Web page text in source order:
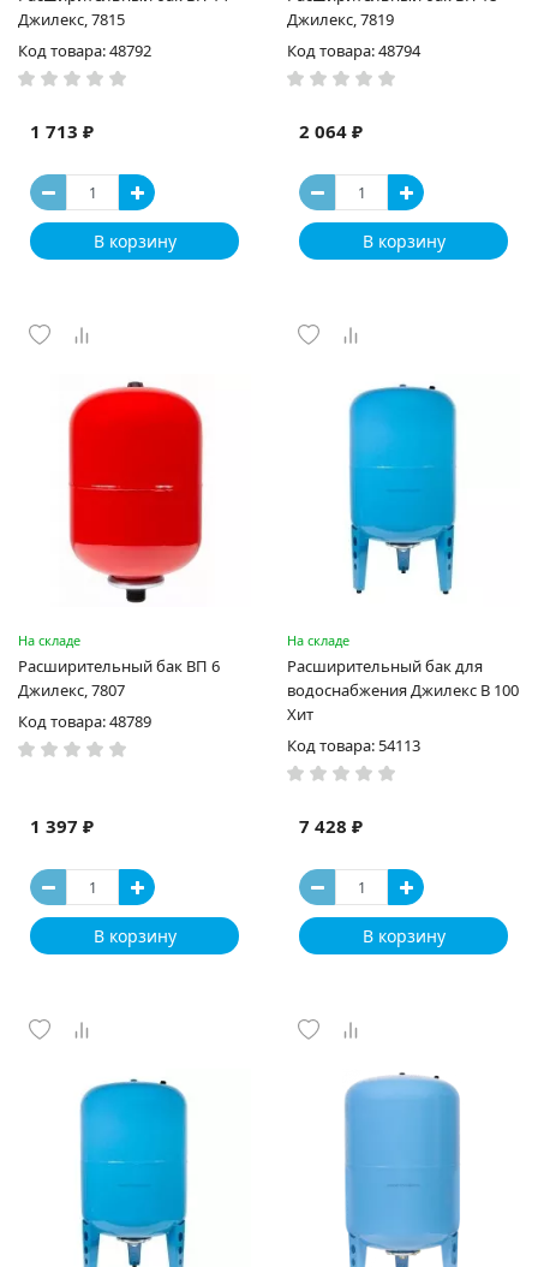
Джилекс, 7815
Код товара: 48792
1 713 ₽
В корзину
Джилекс, 7819
Код товара: 48794
2 064 ₽
В корзину
На складе
Расширительный бак ВП 6
Джилекс, 7807
Код товара: 48789
1 397 ₽
В корзину
На складе
Расширительный бак для
водоснабжения Джилекс В 100
Хит
Код товара: 54113
7 428 ₽
В корзину